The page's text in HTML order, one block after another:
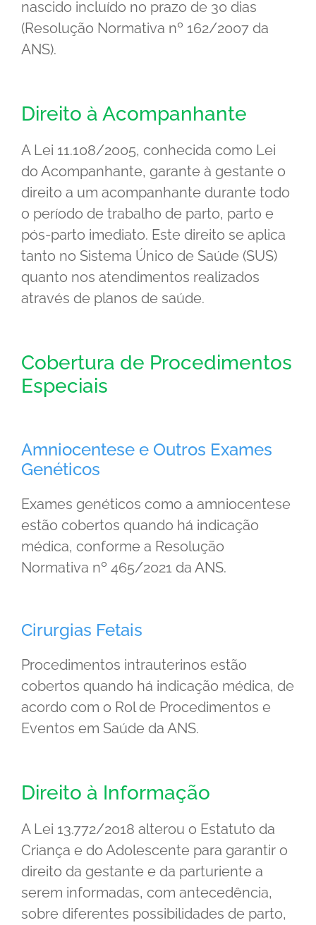
nascido incluído no prazo de 30 dias
(Resolução Normativa nº 162/2007 da
ANS).
Direito à Acompanhante
A Lei 11.108/2005, conhecida como Lei
do Acompanhante, garante à gestante o
direito a um acompanhante durante todo
o período de trabalho de parto, parto e
pós-parto imediato. Este direito se aplica
tanto no Sistema Único de Saúde (SUS)
quanto nos atendimentos realizados
através de planos de saúde.
Cobertura de Procedimentos
Especiais
Amniocentese e Outros Exames
Genéticos
Exames genéticos como a amniocentese
estão cobertos quando há indicação
médica, conforme a Resolução
Normativa nº 465/2021 da ANS.
Cirurgias Fetais
Procedimentos intrauterinos estão
cobertos quando há indicação médica, de
acordo com o Rol de Procedimentos e
Eventos em Saúde da ANS.
Direito à Informação
A Lei 13.772/2018 alterou o Estatuto da
Criança e do Adolescente para garantir o
direito da gestante e da parturiente a
serem informadas, com antecedência,
sobre diferentes possibilidades de parto,